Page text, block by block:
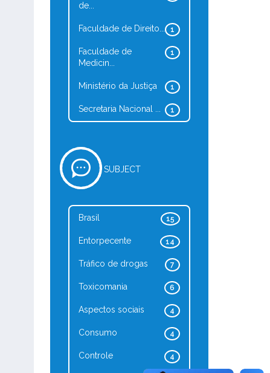
de...
1
Faculdade de Direito...
1
Faculdade de
Medicin...
1
Ministério da Justiça
1
Secretaria Nacional ...
SUBJECT
15
Brasil
14
Entorpecente
7
Tráfico de drogas
6
Toxicomania
4
Aspectos sociais
4
Consumo
4
Controle